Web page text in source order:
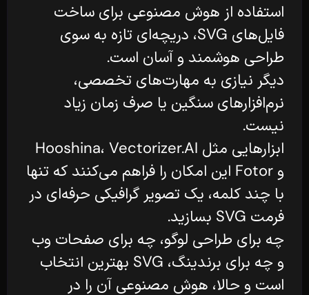
استفاده از هوش مصنوعی برای ساخت
فایل‌های SVG، دریچه‌ای تازه به سوی
طراحی هوشمند و آسان است.
دیگر نیازی به مهارت‌های تخصصی،
نرم‌افزارهای سنگین یا صرف زمان زیاد
نیست.
ابزارهایی مثل Hooshina، Vectorizer.AI
و Fotor این امکان را فراهم می‌کنند که تنها
با چند کلمه، یک تصویر گرافیکی حرفه‌ای در
فرمت SVG بسازید.
چه برای طراحی لوگو، چه برای صفحات وب
و چه برای برندینگ، SVG بهترین انتخاب
است و حالا، هوش مصنوعی آن را در